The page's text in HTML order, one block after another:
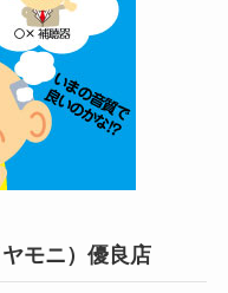
モニ）優良店